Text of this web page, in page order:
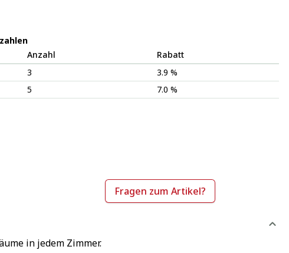
Anzahl
Rabatt
3
3.9 %
5 7.0 %
Fragen zum Artikel?
in jedem Zimmer.